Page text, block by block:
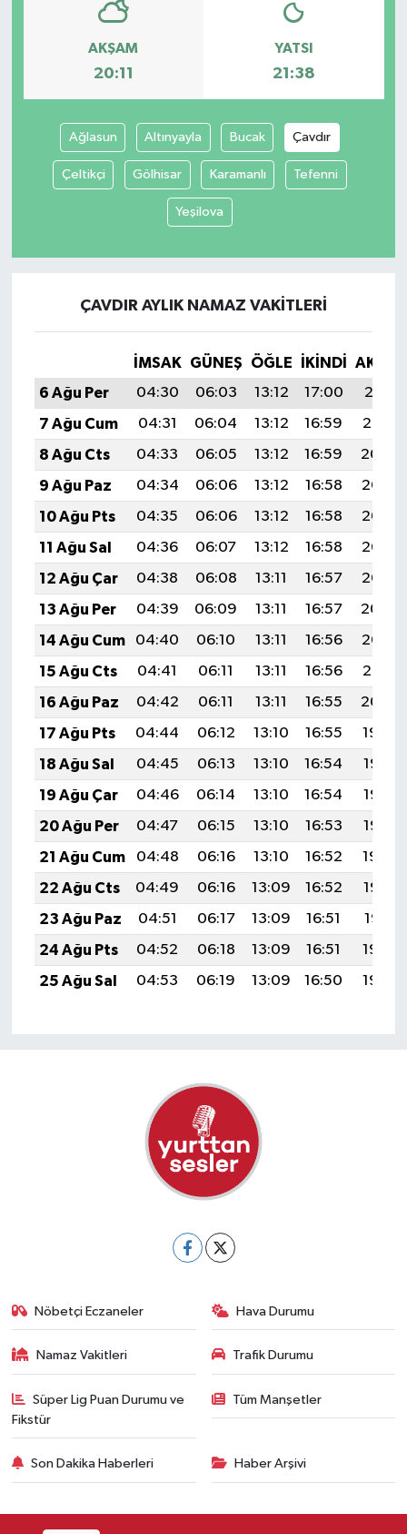
AKŞAM
20:11
YATSI
21:38
Ağlasun Altınyayla Bucak Çavdır
Çeltikçi Gölhisar Karamanlı Tefenni
Yeşilova
ÇAVDIR AYLIK NAMAZ VAKITLERI
İMSAK GÜNEŞ ÖĞLE İKINDI
6 Ağu Per
04:30 06:03 13:12 17:00
20:11
7 Ağu Cum
04:31 06:04 13:12 16:59
20:10
8 Ağu Cts
04:33 06:05 13:12 16:59
20:09
9 Ağu Paz
04:34 06:06 13:12 16:58
20:08
10 Ağu Pts
04:35 06:06 13:12 16:58
20:07
11 Ağu Sal
04:36 06:07 13:12 16:58
20:06
12 Ağu Çar
04:38 06:08 13:11 16:57
20:05
13 Ağu Per
04:39 06:09 13:11 16:57
20:04
14 Ağu Cum
04:40 06:10 13:11 16:56
20:02
15 Ağu Cts
04:41 06:11 13:11 16:56
20:01
16 Ağu Paz
04:42 06:11 13:11 16:55
20:00
17 Ağu Pts
04:44 06:12 13:10 16:55
19:59
18 Ağu Sal
04:45 06:13 13:10 16:54
19:57
19 Ağu Çar
04:46 06:14 13:10 16:54
19:56
20 Ağu Per
04:47 06:15 13:10 16:53
19:55
21 Ağu Cum
04:48 06:16 13:10 16:52
19:54
22 Ağu Cts
04:49 06:16 13:09 16:52
19:52
23 Ağu Paz
04:51 06:17 13:09 16:51
19:51
24 Ağu Pts
04:52 06:18 13:09 16:51
19:50
25 Ağu Sal
04:53 06:19 13:09 16:50 19:48
Nöbetçi Eczaneler Hava Durumu
Namaz Vakitleri Trafik Durumu
Süper Lig Puan Durumu ve
Fikstür
Tüm Manşetler
Son Dakika Haberleri Haber Arşivi